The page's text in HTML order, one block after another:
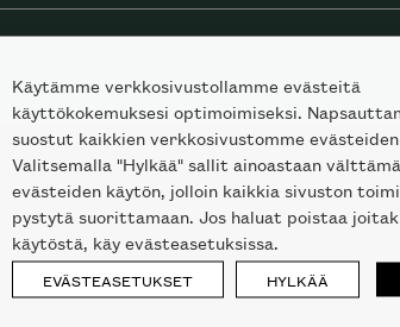
Käytämme verkkosivustollamme evästeitä
käyttökokemuksesi optimoimiseksi.
suostut kaikkien verkkosivustomme
Valitsemalla "Hylkää" sallit ainoastaan
evästeiden käytön, jolloin kaikkia sivuston
pystytä suorittamaan. Jos haluat poistaa
käytöstä, käy evästeasetuksissa.
EVÄSTEASETUKSET HYLKÄÄ